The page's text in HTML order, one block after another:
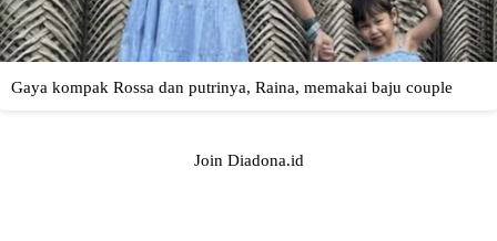
Join Diadona.id